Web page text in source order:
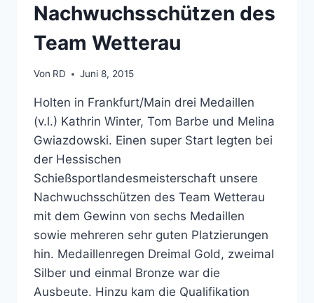
Nachwuchsschützen des
Team Wetterau
Von RD Juni 8, 2015
Holten in Frankfurt/Main drei Medaillen
(v.l.) Kathrin Winter, Tom Barbe und Melina
Gwiazdowski. Einen super Start legten bei
der Hessischen
Schießsportlandesmeisterschaft unsere
Nachwuchsschützen des Team Wetterau
mit dem Gewinn von sechs Medaillen
sowie mehreren sehr guten Platzierungen
hin. Medaillenregen Dreimal Gold, zweimal
Silber und einmal Bronze war die
Ausbeute. Hinzu kam die Qualifikation